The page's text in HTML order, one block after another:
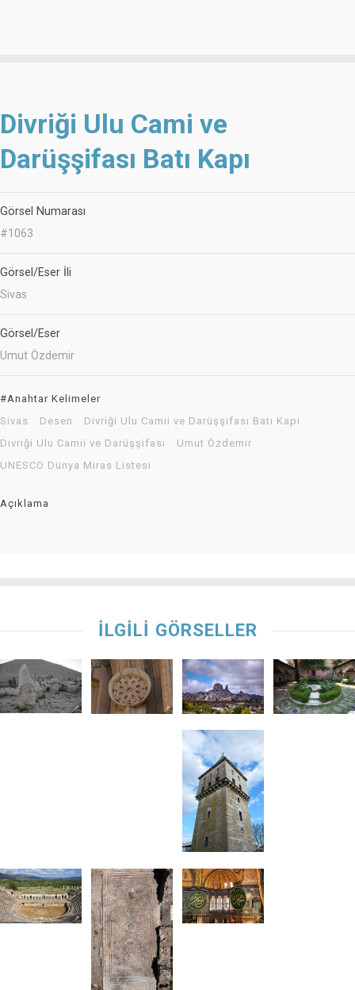
Divriği Ulu Cami ve
Darüşşifası Batı Kapı
Görsel Numarası
#1063
Görsel/Eser İli
Sivas
Görsel/Eser
Umut Özdemir
#Anahtar Kelimeler
Sivas
Desen
Divriği Ulu Camii ve Darüşşifası Batı Kapı
Divriği Ulu Camii ve Darüşşifası
Umut Özdemir
UNESCO Dünya Miras Listesi
Açıklama
İLGİLİ GÖRSELLER